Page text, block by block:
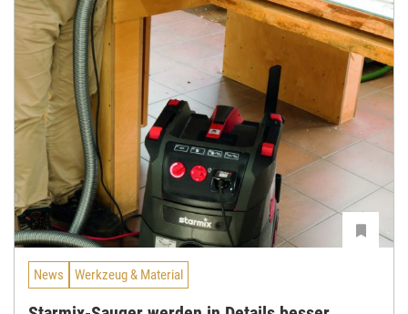
News Werkzeug & Material